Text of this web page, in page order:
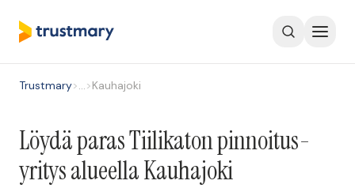
Trustmary>…>Kauhajoki
Löydä paras Tiilikaton pinnoitus-
yritys alueella Kauhajoki